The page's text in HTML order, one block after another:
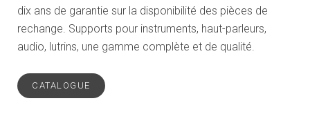
dix ans de garantie sur la disponibilité des pièces de
rechange. Supports pour instruments, haut-parleurs,
audio, lutrins, une gamme complète et de qualité.
CATALOGUE